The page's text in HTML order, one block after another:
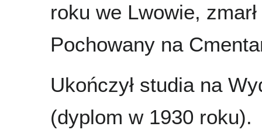
roku we Lwowie,
Pochowany na
Ukończył studia na
(dyplom w 1930 roku).